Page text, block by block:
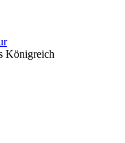
Königreich